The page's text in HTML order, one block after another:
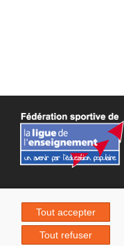
Tout accepter
Tout refuser